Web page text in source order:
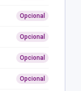
Opcional
Opcional
Opcional
Opcional